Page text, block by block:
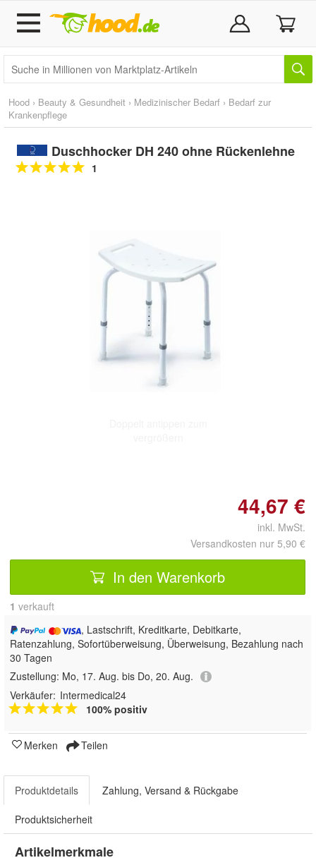
Hood › Beauty & Gesundheit › Medizinischer Bedarf › Bedarf zur
Krankenpflege
Duschhocker DH 240 ohne Rückenlehne
1
44,67 €
inkl. MwSt.
Versandkosten nur 5,90 €
In den Warenkorb
1 verkauft
, Lastschrift, Kreditkarte, Debitkarte,
Ratenzahlung, Sofortüberweisung, Überweisung, Bezahlung nach
30 Tagen
Zustellung: Mo, 17. Aug. bis Do, 20. Aug.
Verkäufer: Intermedical24
100% positiv
Merken Teilen
Produktdetails Zahlung, Versand & Rückgabe
Produktsicherheit
Artikelmerkmale